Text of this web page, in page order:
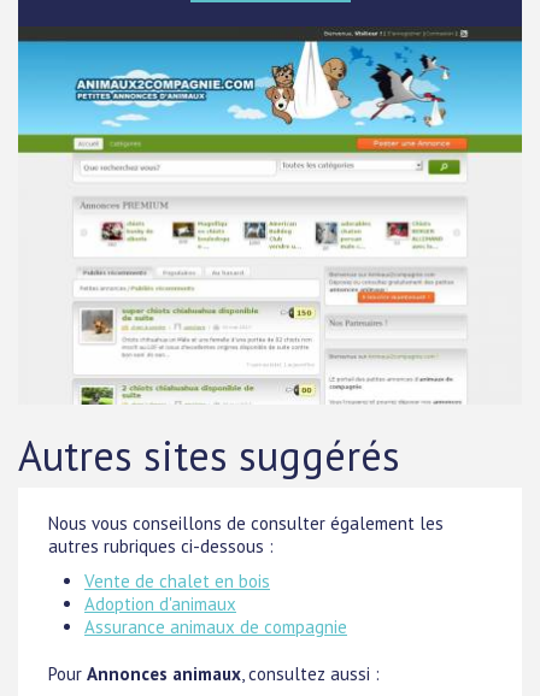
Autres sites suggérés
Nous vous conseillons de consulter également les
autres rubriques ci-dessous :
Vente de chalet en bois
Adoption d'animaux
Assurance animaux de compagnie
Pour Annonces animaux, consultez aussi :